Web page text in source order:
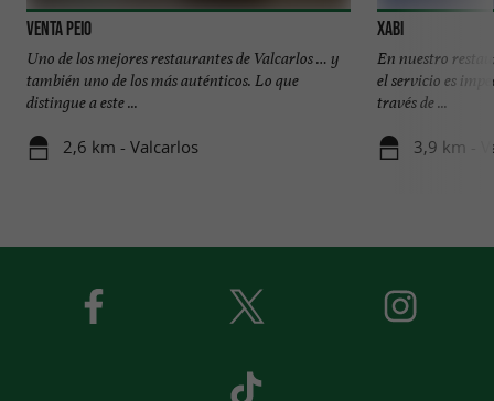
VENTA PEIO
Uno de los mejores restaurantes de Valcarlos … y
también uno de los más auténticos. Lo que
distingue a este ...
2,6 km - Valcarlos
Xabi
En nuestro
el servicio es
través de ...
3,9 km -